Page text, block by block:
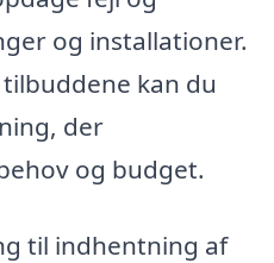
og installationer.
kan du
der
og budget.
til indhentning af